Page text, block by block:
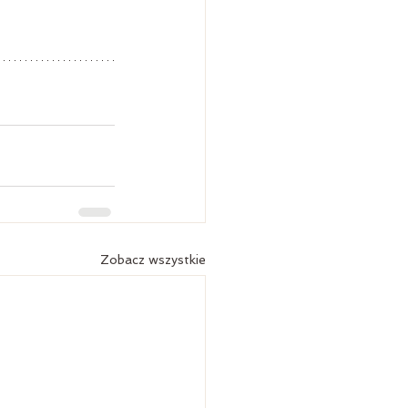
Zobacz wszystkie